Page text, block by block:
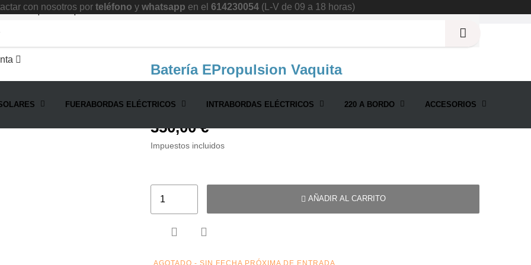
con nosotros por teléfono y whatsapp en el 614230054 (L-V de 09 a 18 horas)
FUERABORDAS ELÉCTRICOS INTRABORDAS ELÉCTRICOS 220 A BORDO ACCESORIOS
ePropulsion Vaquita
Batería EPropulsion Vaquita
350,00 €
Impuestos incluidos
AÑADIR AL CARRITO
 
AGOTADO - SIN FECHA PRÓXIMA DE ENTRADA